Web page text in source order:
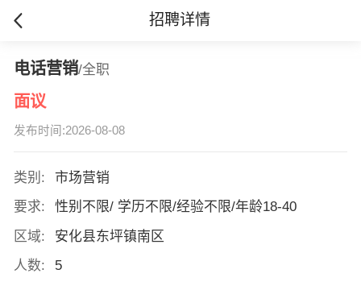
招聘详情
电话营销/全职
面议
发布时间:2026-08-08
类别:
市场营销
要求:
性别不限/ 学历不限/经验不限/年龄18-40
区域:
安化县东坪镇南区
人数:
5